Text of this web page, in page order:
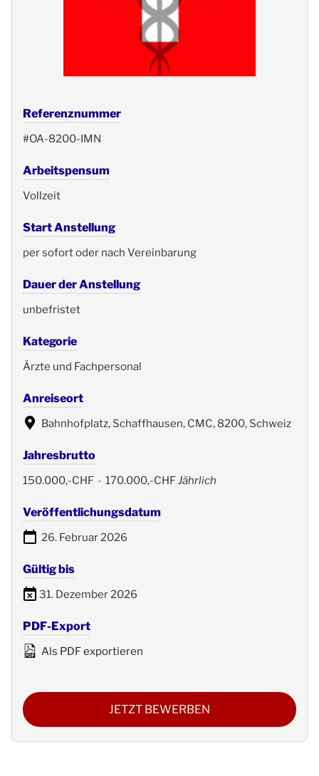
Referenznummer
#OA-8200-IMN
Arbeitspensum
Vollzeit
Start Anstellung
per sofort oder nach Vereinbarung
Dauer der Anstellung
unbefristet
Kategorie
Ärzte und Fachpersonal
Anreiseort
Bahnhofplatz, Schaffhausen, CMC, 8200, Schweiz
Jahresbrutto
150.000,-CHF - 170.000,-CHFJährlich
Veröffentlichungsdatum
26. Februar 2026
Gültig bis
31. Dezember 2026
PDF-Export
Als PDF exportieren
JETZT BEWERBEN